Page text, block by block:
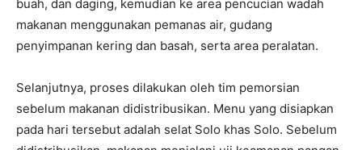
buah, dan daging, kemudian ke area pencucian wadah
makanan menggunakan pemanas air, gudang
penyimpanan kering dan basah, serta area peralatan.
Selanjutnya, proses dilakukan oleh tim pemorsian
sebelum makanan didistribusikan. Menu yang disiapkan
pada hari tersebut adalah selat Solo khas Solo. Sebelum